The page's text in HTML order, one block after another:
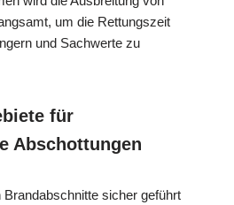
um die Rettungszeit
und Sachwerte zu
für
Abschottungen
sicher geführt